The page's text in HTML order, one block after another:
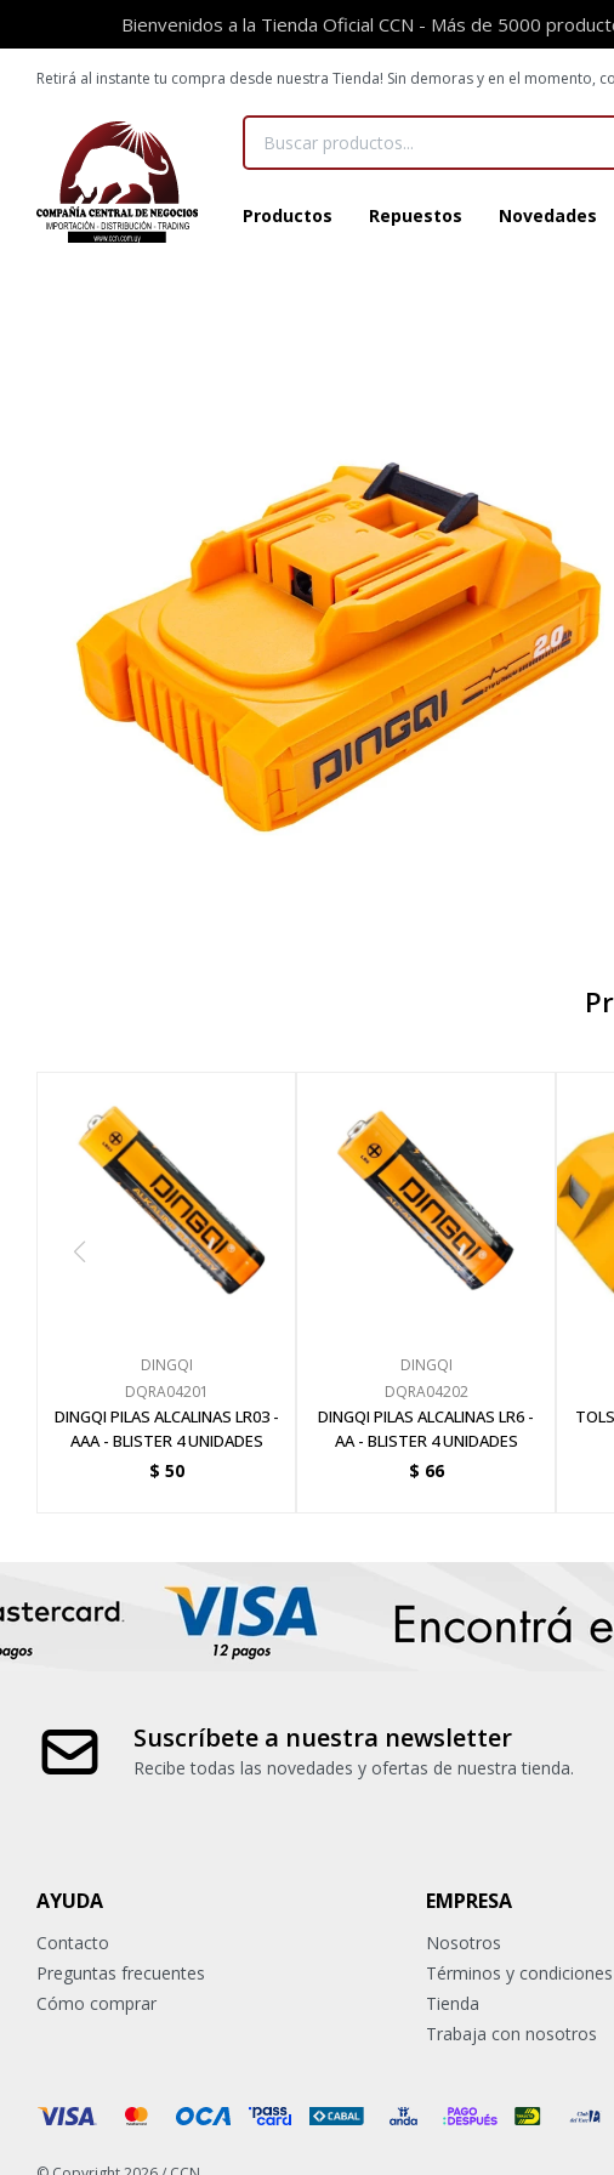
Bienvenidos a la Tienda Oficial CCN - Más de 5000
Productos Repuestos Novedades
Retirá al instante tu compra desde nuestra Tienda! Sin demoras y en el
DINGQI
DQRA04201
DINGQI PILAS ALCALINAS LR03 -
AAA - BLISTER 4 UNIDADES
$ 50
DINGQI
DQRA04202
DINGQI PILAS ALCALINAS LR6 -
AA - BLISTER 4 UNIDADES
$ 66
Suscríbete a nuestra newsletter
Recibe todas las novedades y ofertas de nuestra tienda.
AYUDA
Contacto
Preguntas frecuentes
Cómo comprar
EMPRESA
Nosotros
Términos y condiciones
Tienda
Trabaja con nosotros